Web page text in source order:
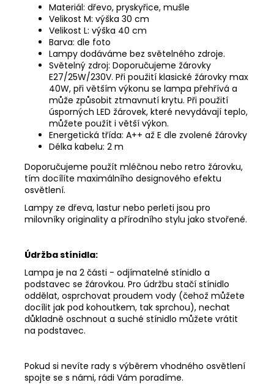
Materiál: dřevo, pryskyřice, mušle
Velikost M: výška 30 cm
Velikost L: výška 40 cm
Barva: dle foto
Lampy dodáváme bez světelného zdroje.
Světelný zdroj: Doporučujeme žárovky
E27/25W/230V. Při použití klasické žárovky max
40W, při větším výkonu se lampa přehřívá a
může způsobit ztmavnutí krytu. Při použití
úsporných LED žárovek, které nevydávají teplo,
můžete použít i větší výkon.
Energetická třída: A++ až E dle zvolené žárovky
Délka kabelu: 2 m
Doporučujeme použít mléčnou nebo retro žárovku,
tím docílíte maximálního designového efektu
osvětlení.
Lampy ze dřeva, lastur nebo perleti jsou pro
milovníky originality a přírodního stylu jako stvořené.
Údržba stínidla:
Lampa je na 2 části - odjímatelné stínidlo a
podstavec se žárovkou. Pro údržbu stačí stínidlo
oddělat, osprchovat proudem vody (čehož můžete
docílit jak pod kohoutkem, tak sprchou), nechat
důkladně oschnout a suché stínidlo můžete vrátit
na podstavec.
Pokud si nevíte rady s výběrem vhodného osvětlení
spojte se s námi, rádi Vám poradíme.